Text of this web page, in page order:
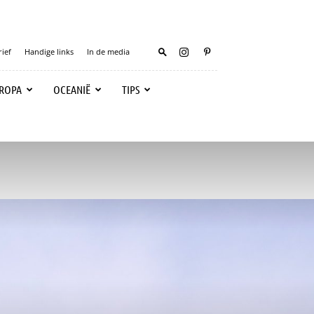
Handige links In de media
OCEANIË TIPS